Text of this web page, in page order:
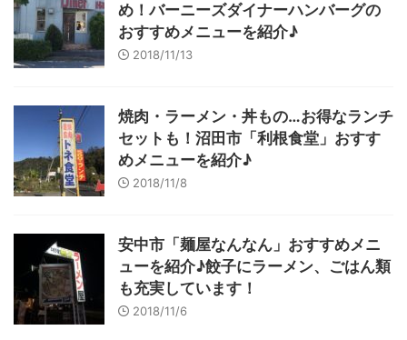
め！バーニーズダイナーハンバーグの
おすすめメニューを紹介♪
2018/11/13
焼肉・ラーメン・丼もの…お得なランチ
セットも！沼田市「利根食堂」おすす
めメニューを紹介♪
2018/11/8
安中市「麺屋なんなん」おすすめメニ
ューを紹介♪餃子にラーメン、ごはん類
も充実しています！
2018/11/6